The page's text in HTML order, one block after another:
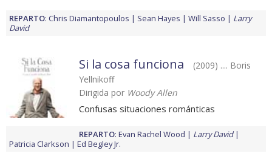
REPARTO: Chris Diamantopoulos Sean Hayes Will Sasso
Larry
David
Si la cosa funciona
(2009) .... Boris
Yellnikoff
Dirigida por Woody Allen
Confusas situaciones románticas
REPARTO: Evan Rachel Wood
Larry David
Patricia Clarkson
Ed Begley Jr.